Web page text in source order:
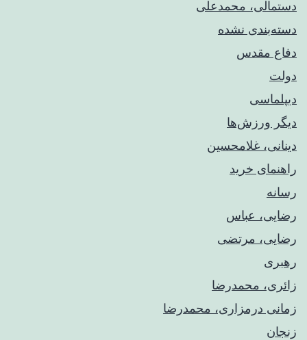
دستمالی، محمدعلی
دسته‌بندی نشده
دفاع مقدس
دولت
دیپلماسی
دیگر ورزش‌ها
دینانی، غلامحسین
راهنمای خريد
رسانه
رضایی، عباس
رضایی، مرتضی
رهبری
زائری، محمدرضا
زمانی درمزاری، محمدرضا
زنجان